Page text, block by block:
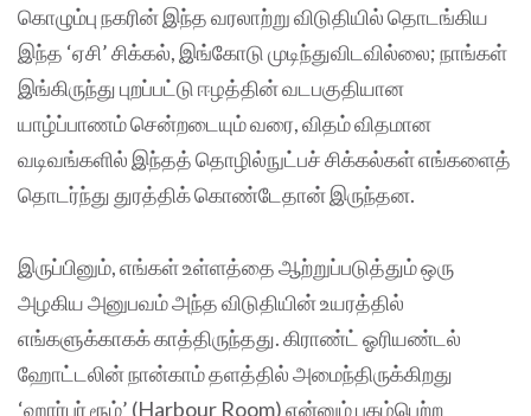
கொழும்பு நகரின் இந்த வரலாற்று விடுதியில் தொடங்கிய
இந்த ‘ஏசி’ சிக்கல், இங்கோடு முடிந்துவிடவில்லை; நாங்கள்
இங்கிருந்து புறப்பட்டு ஈழத்தின் வடபகுதியான
யாழ்ப்பாணம் சென்றடையும் வரை, விதம் விதமான
வடிவங்களில் இந்தத் தொழில்நுட்பச் சிக்கல்கள் எங்களைத்
தொடர்ந்து துரத்திக் கொண்டேதான் இருந்தன.
இருப்பினும், எங்கள் உள்ளத்தை ஆற்றுப்படுத்தும் ஒரு
அழகிய அனுபவம் அந்த விடுதியின் உயரத்தில்
எங்களுக்காகக் காத்திருந்தது. கிராண்ட் ஓரியண்டல்
ஹோட்டலின் நான்காம் தளத்தில் அமைந்திருக்கிறது
‘ஹார்பர் ரூம்’ (Harbour Room) என்னும் புகழ்பெற்ற